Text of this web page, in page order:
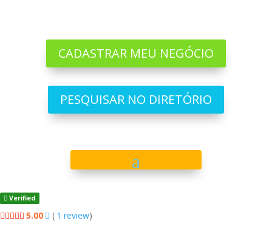
CADASTRAR MEU NEGÓCIO
PESQUISAR NO DIRETÓRIO
Verified
5.00 ( 1 review)